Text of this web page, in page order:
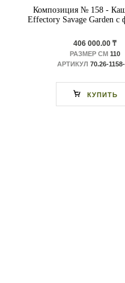
Композиция № 158 -
Effectory Savage Garden с
406 000.00 ₸
РАЗМЕР СМ 110
АРТИКУЛ 70.26-
КУПИТЬ